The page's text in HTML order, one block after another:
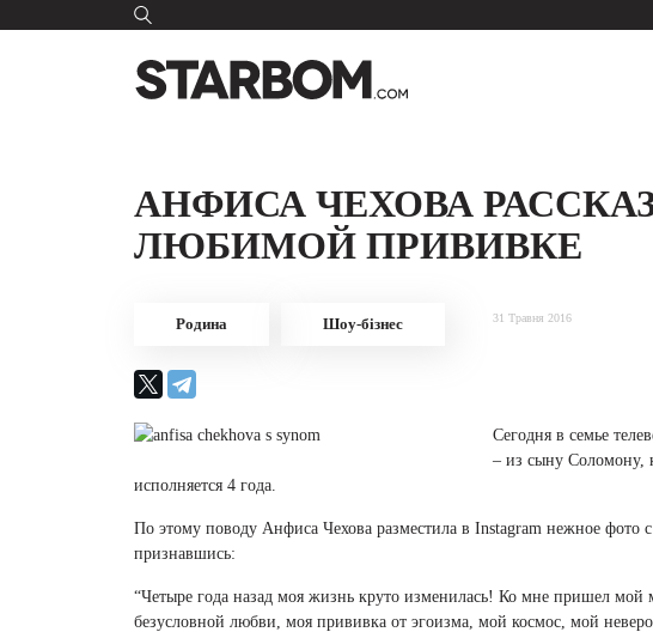
АНФИСА ЧЕХОВА
ЛЮБИМОЙ ПРИВИВКЕ
Родина Шоу-бізнес 31 Травня 2016
Сегодня в семье
– из сыну Соломону,
исполняется 4 года.
По этому поводу Анфиса Чехова разместила в Instagram нежное фото
признавшись:
“Четыре года назад моя жизнь круто изменилась! Ко мне пришел мой
безусловной любви, моя прививка от эгоизма, мой космос, мой